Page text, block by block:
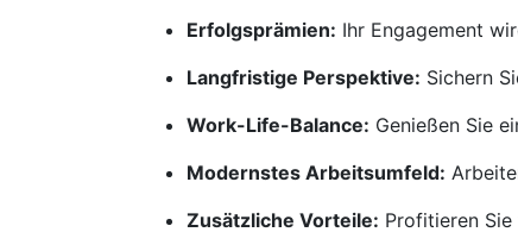
Erfolgsprämien: Ihr Engagement
Langfristige Perspektive: Sichern
Work-Life-Balance: Genießen Sie
Modernstes Arbeitsumfeld:
Zusätzliche Vorteile: Profitieren